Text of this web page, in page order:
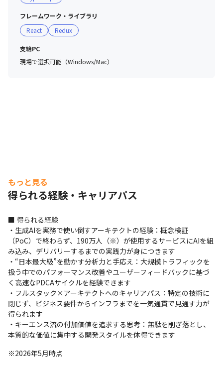
フレームワーク・ライブラリ
React
Redux
支給PC
現場で選択可能（Windows/Mac）
もっと見る
得られる経験・キャリアパス
■ 得られる経験
・生成AIを実務で使い倒すアーキテクトの経験：概念検証
（PoC）で終わらず、190万人（※）が使用するサービスにAIを組
み込み、デリバリーするまでの実践力が身につきます
・“日本最大級”を動かす分析力と手応え：大規模トラフィックを
扱う中でのパフォーマンス改善やユーザーフィードバックに基づ
く高速なPDCAサイクルを経験できます
・フルスタック×アーキテクトへのキャリアパス：特定の技術に
閉じず、ビジネス要件からインフラまでを一気通貫で見通す力が
得られます
・キーエンス流の付加価値を追求する思考：無駄を削ぎ落とし、
本質的な価値に集中する開発スタイルを体得できます
※2026年5月時点